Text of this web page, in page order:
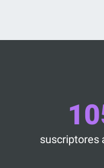
suscriptores